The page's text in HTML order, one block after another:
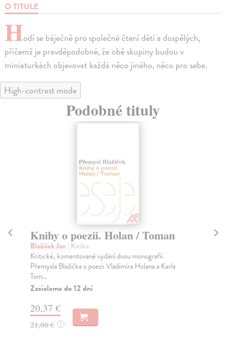
O TITULE
Hodí se báječně pro společné čtení dětí a dospělých,
přičemž je pravděpodobné, že obě skupiny budou v
miniaturkách objevovat každá něco jiného, něco pro sebe.
High-contrast mode
Podobné tituly
Knihy o poezii. Holan / Toman
Blažíček Jan | Kniha
Kritické, komentované vydání dvou monografií
Přemysla Blažíčka o poezii Vladimíra Holana a Karla
Tom...
Zasielame do 12 dní
20,37 €
21,00 € ?